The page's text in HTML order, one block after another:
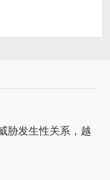
胁发生性关系，越